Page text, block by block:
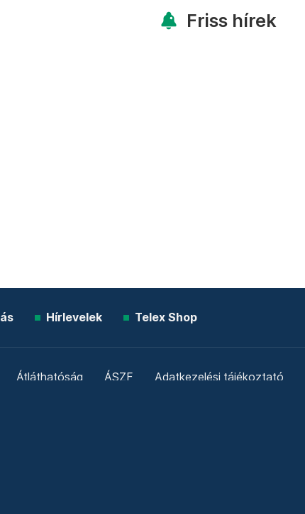
Friss hírek
Hírlevelek Telex Shop
Átláthatóság ÁSZF Adatkezelési tájékoztató